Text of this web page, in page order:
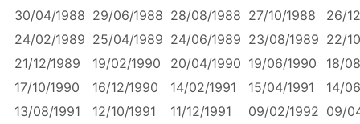
30/04/1988 29/06/1988 28/08/1988 27/10/1988
26/
24/02/1989 25/04/1989 24/06/1989 23/08/1989 22/
21/12/1989
19/02/1990 20/04/1990 19/06/1990
18/
17/10/1990
16/12/1990 14/02/1991 15/04/1991
14/
13/08/1991
12/10/1991 11/12/1991 09/02/1992 09/